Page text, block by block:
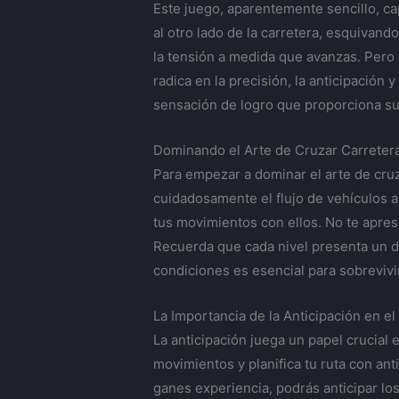
Este juego, aparentemente sencillo,
al otro lado de la carretera,
la tensión a medida que avanzas.
radica en la precisión, la anticipación
sensación de logro que proporciona
Dominando el Arte de Cruzar
Para empezar a dominar el arte de
cuidadosamente el flujo de vehículos
tus movimientos con ellos. No te
Recuerda que cada nivel presenta un
condiciones es esencial para
La Importancia de la Anticipación en
La anticipación juega un papel crucial
movimientos y planifica tu ruta con
ganes experiencia, podrás anticipar